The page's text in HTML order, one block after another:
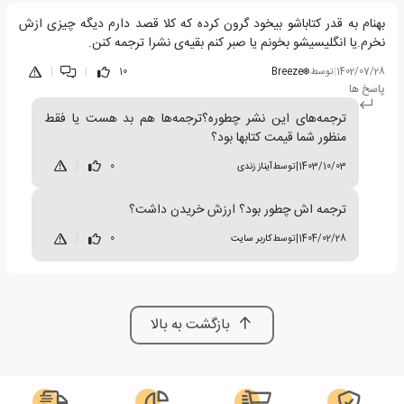
بهنام به قدر کتاباشو بیخود گرون کرده که کلا قصد دارم دیگه چیزی ازش
نخرم.یا انگلیسیشو بخونم یا صبر کنم بقیه‌ی نشرا ترجمه کنن.
1402/07/28
|توسط❄️Breeze
10
|
|
پاسخ ها
ترجمه‌های این نشر چطوره؟ترجمه‌ها هم بد هست یا فقط
منظور شما قیمت کتابها بود؟
1403/10/03
|توسطآیناز زندی 0
ترجمه اش چطور بود؟ ارزش خریدن داشت؟
1404/02/28
|توسطکاربر سایت 0
بازگشت به بالا